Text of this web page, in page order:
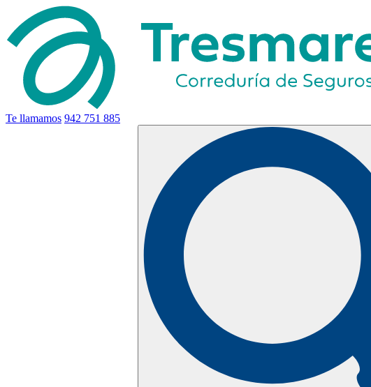
Te llamamos 942 751 885